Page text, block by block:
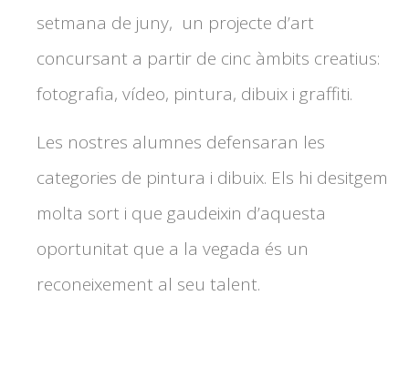
setmana de juny, un projecte d’art
concursant a partir de cinc àmbits creatius:
fotografia, vídeo, pintura, dibuix i graffiti.
Les nostres alumnes defensaran les
categories de pintura i dibuix. Els hi desitgem
molta sort i que gaudeixin d’aquesta
oportunitat que a la vegada és un
reconeixement al seu talent.